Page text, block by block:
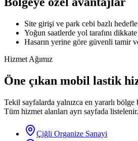
Site girişi ve park cebi bazlı
Yoğun saatlerde yol tarafını
Hasarın yerine göre güvenli tamir
Hizmet Ağımız
Öne çıkan mobil lastik
Tekil sayfalarda yalnızca en yararlı bölge
Tüm hizmet alanları ayrı sayfada listelenir.
Çiğli Organize Sanayi